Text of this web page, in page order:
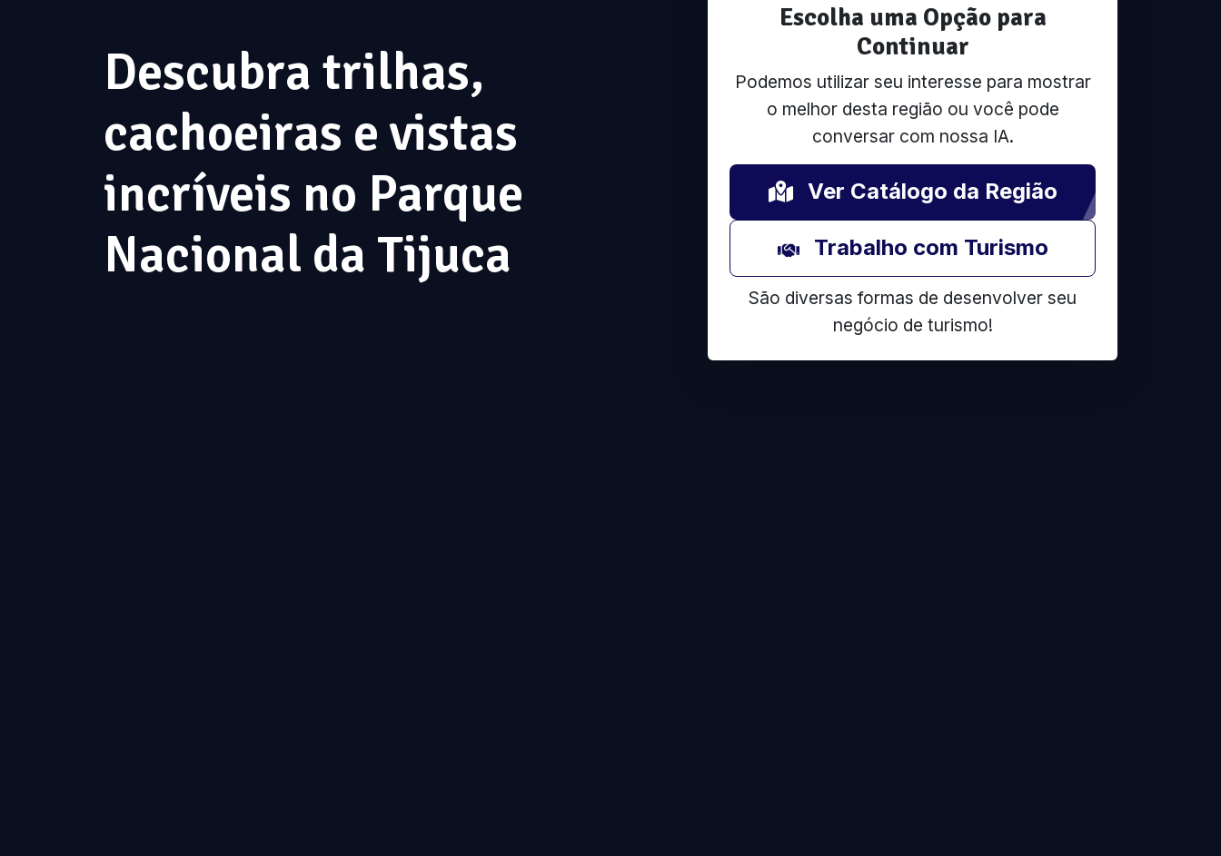
Descubra trilhas,
cachoeiras e vistas
incríveis no Parque
Nacional da Tijuca
Escolha uma Opção para
Continuar
Podemos utilizar seu interesse para mostrar
o melhor desta região ou você pode
conversar com nossa IA.
Ver Catálogo da Região
Trabalho com Turismo
São diversas formas de desenvolver seu
negócio de turismo!